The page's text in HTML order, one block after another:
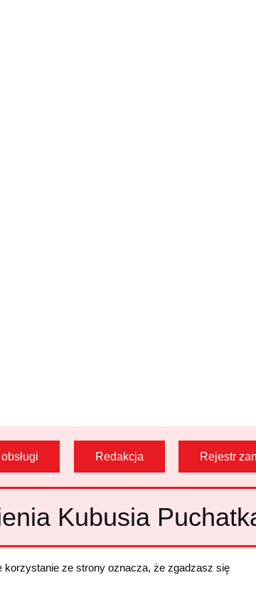
Redakcja Rejestr
Kubusia
©2021. All Rights Reserved.
ze strony oznacza, że zgadzasz się